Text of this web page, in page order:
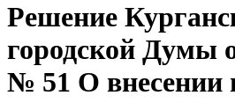
Решение
городской Думы
№ 51 О внесении